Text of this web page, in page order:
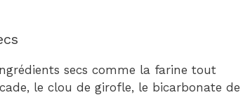
secs comme la farine tout
le clou de girofle, le bicarbonate de